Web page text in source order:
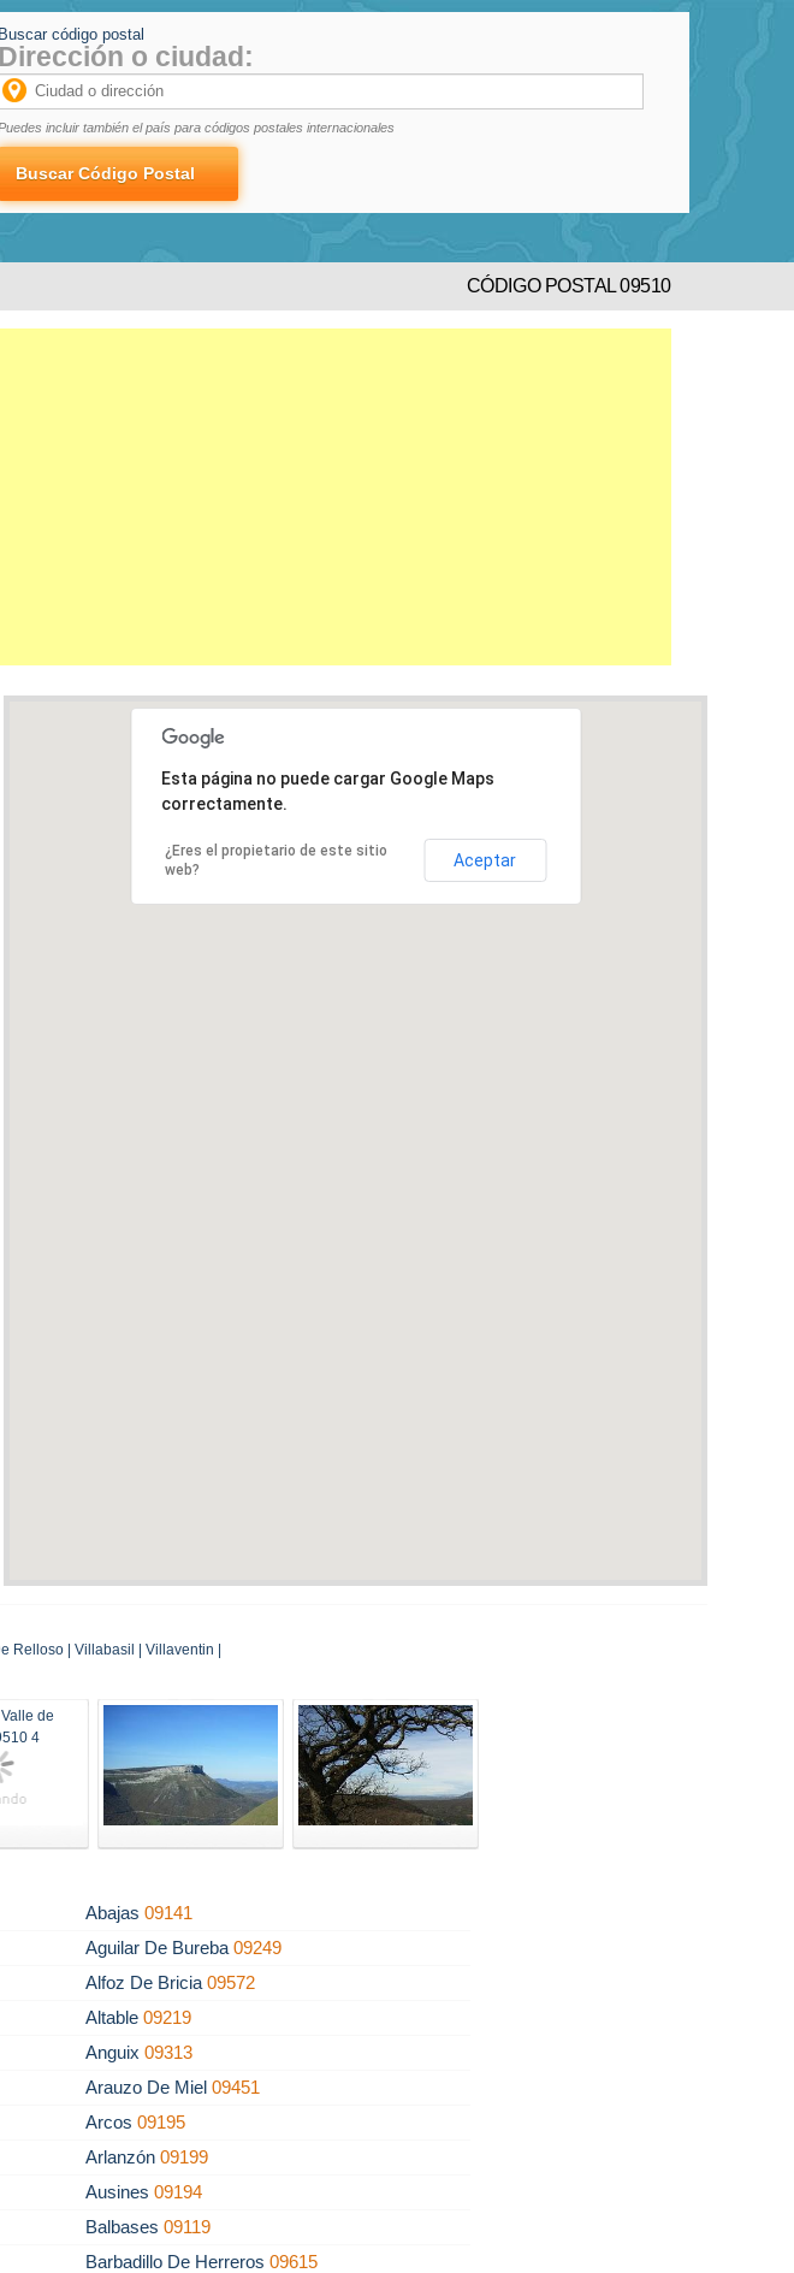
Buscar código postal
Dirección o ciudad:
incluir también el país para códigos postales internacionales
CÓDIGO POSTAL 09510
Esta página no puede cargar Google Maps
correctamente.
¿Eres el propietario de este sitio
web?
Aceptar
Relloso | Villabasil | Villaventin |
Abajas09141
Aguilar De Bureba09249
Alfoz De Bricia09572
Altable09219
Anguix09313
Arauzo De Miel09451
Arcos09195
Arlanzón09199
Ausines09194
Balbases09119
Barbadillo De Herreros09615